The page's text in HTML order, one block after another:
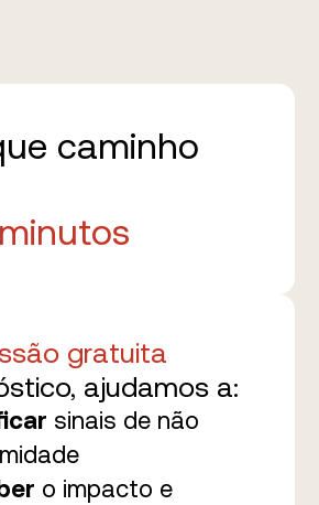
caminho
gratuita
ajudamos a:
sinais de não
o impacto e